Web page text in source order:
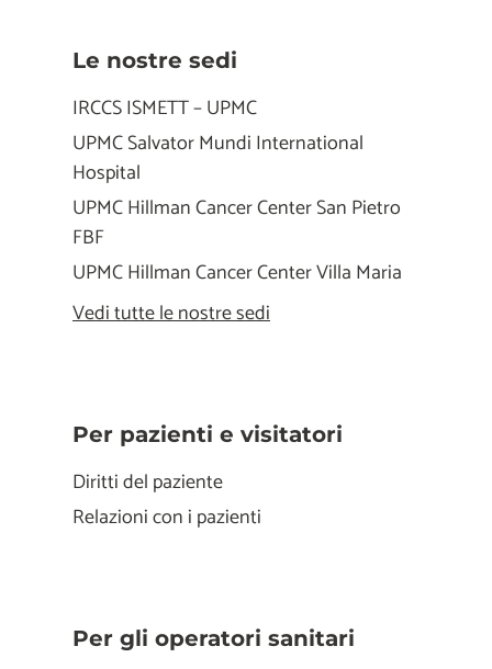
Le nostre sedi
IRCCS ISMETT – UPMC
UPMC Salvator Mundi International
Hospital
UPMC Hillman Cancer Center San Pietro
FBF
UPMC Hillman Cancer Center Villa Maria
Vedi tutte le nostre sedi
Per pazienti e visitatori
Diritti del paziente
Relazioni con i pazienti
Per gli operatori sanitari